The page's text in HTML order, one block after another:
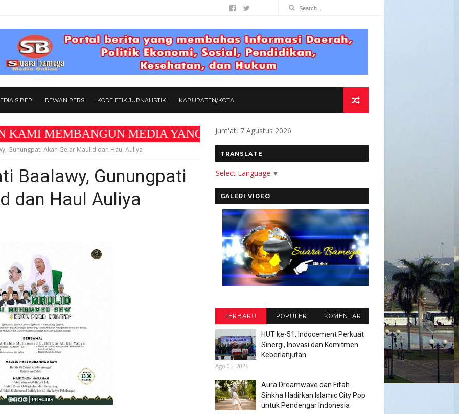
SIBER DEWAN PERS KODE ETIK JURNALISTIK KABUPATEN/KOTA
MEDIA YANG AKURAT DAN BERMANFAAT BAGI MASYARAKAT "
Gunungpati Akan Gelar Maulid dan Haul Auliya
Baalawy, Gunungpati
dan Haul Auliya
Jum'at, 7 Agustus 2026
TRANSLATE
Select Language ▼
GALERI VIDEO
TERBARU POPULER KOMENTAR
HUT ke-51, Indocement Perkuat
Sinergi, Inovasi dan Komitmen
Keberlanjutan
Ago 05, 2026
Aura Dreamwave dan Fifah
Sinkha Hadirkan Islamic City Pop
untuk Pendengar Indonesia